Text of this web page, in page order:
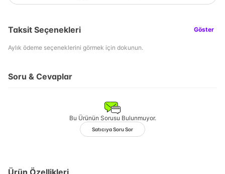
Taksit Seçenekleri Göster
Aylık ödeme seçeneklerini görmek için dokunun.
Soru & Cevaplar
Bu Ürünün Sorusu Bulunmuyor.
Satıcıya Soru Sor
Ürün Özellikleri